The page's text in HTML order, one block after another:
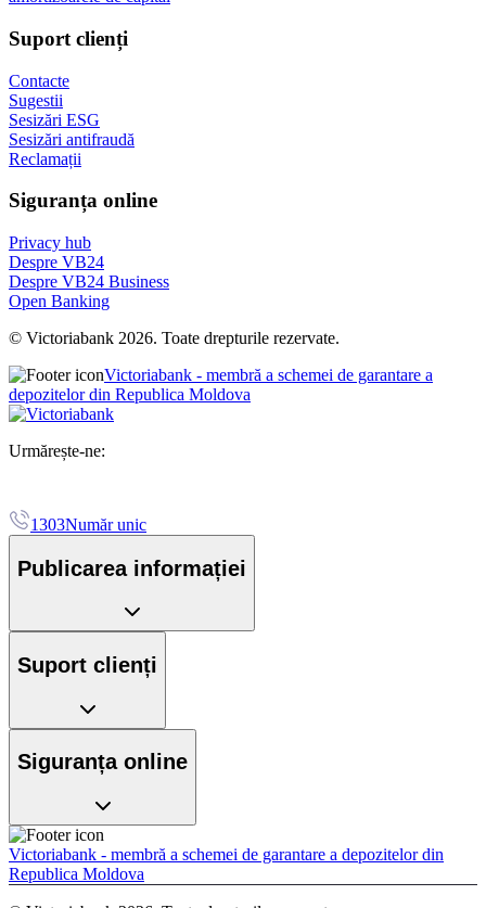
Suport clienți
Contacte
Sugestii
Sesizări ESG
Sesizări antifraudă
Reclamații
Siguranța online
Privacy hub
Despre VB24
Despre VB24 Business
Open Banking
© Victoriabank 2026. Toate drepturile rezervate.
Victoriabank - membră a schemei de garantare a
depozitelor din Republica Moldova
Urmărește-ne:
1303Număr unic
Publicarea informației
Suport clienți
Siguranța online
Victoriabank - membră a schemei de garantare a depozitelor din
Republica Moldova